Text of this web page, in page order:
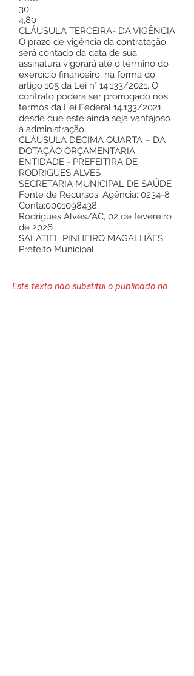
30
4,80
CLÁUSULA TERCEIRA- DA VIGÊNCIA
O prazo de vigência da contratação
será contado da data de sua
assinatura vigorará até o término do
exercício financeiro, na forma do
artigo 105 da Lei n° 14.133/2021. O
contrato poderá ser prorrogado nos
termos da Lei Federal 14.133/2021,
desde que este ainda seja vantajoso
à administração.
CLÁUSULA DÉCIMA QUARTA – DA
DOTAÇÃO ORÇAMENTÁRIA
ENTIDADE - PREFEITIRA DE
RODRIGUES ALVES
SECRETARIA MUNICIPAL DE SAÚDE
Fonte de Recursos: Agência: 0234-8
Conta:0001098438
Rodrigues Alves/AC, 02 de fevereiro
de 2026
SALATIEL PINHEIRO MAGALHÃES
Prefeito Municipal
Este texto não substitui o publicado no